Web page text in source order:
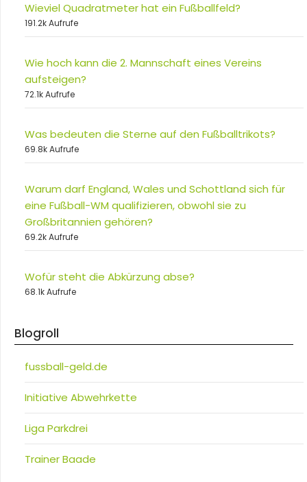
Wieviel Quadratmeter hat ein Fußballfeld?
191.2k Aufrufe
Wie hoch kann die 2. Mannschaft eines Vereins
aufsteigen?
72.1k Aufrufe
Was bedeuten die Sterne auf den Fußballtrikots?
69.8k Aufrufe
Warum darf England, Wales und Schottland sich für
eine Fußball-WM qualifizieren, obwohl sie zu
Großbritannien gehören?
69.2k Aufrufe
Wofür steht die Abkürzung abse?
68.1k Aufrufe
Blogroll
fussball-geld.de
Initiative Abwehrkette
Liga Parkdrei
Trainer Baade